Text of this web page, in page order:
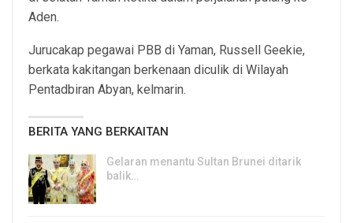
Aden.
Jurucakap pegawai PBB di Yaman, Russell Geekie,
berkata kakitangan berkenaan diculik di Wilayah
Pentadbiran Abyan, kelmarin.
BERITA YANG BERKAITAN
Gelaran menantu Sultan Brunei ditarik
balik…